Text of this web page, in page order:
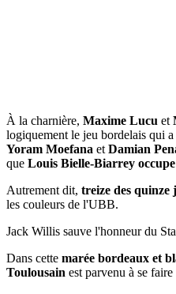
À la charnière, Maxime Lucu et
logiquement le jeu bordelais qui
Yoram Moefana et Damian
que Louis Bielle-Biarrey
Autrement dit, treize des quinze
les couleurs de l'UBB.
Jack Willis sauve l'honneur du
Dans cette marée bordeaux et
Toulousain est parvenu à se